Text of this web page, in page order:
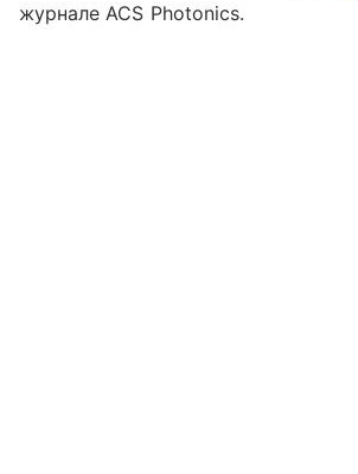
журнале ACS Photonics.